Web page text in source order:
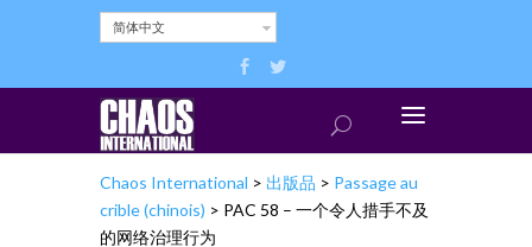
简体中文
Chaos International > 出版品 > Passage au
crible (chinois) > PAC 58 – 一个令人措手不及
的网络治理行为